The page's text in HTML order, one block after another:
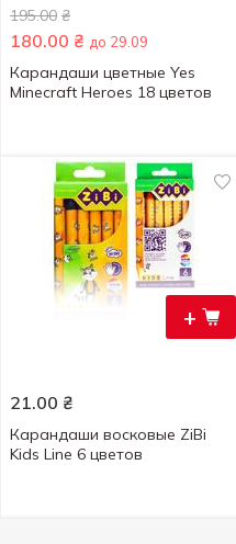
195.00 ₴
180.00 ₴ до 29.09
Карандаши цветные Yes
Minecraft Heroes 18 цветов
+
21.00 ₴
Карандаши восковые ZiBi
Kids Line 6 цветов